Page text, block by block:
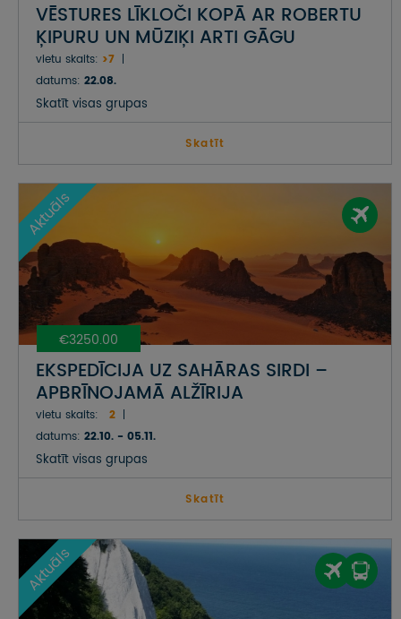
VĒSTURES LĪKLOČI KOPĀ AR ROBERTU
ĶIPURU UN MŪZIĶI ARTI GĀGU
vietu skaits: >7
datums: 22.08.
Skatīt visas grupas
Skatīt
€3250.00
Aktuāls
EKSPEDĪCIJA UZ SAHĀRAS SIRDI –
APBRĪNOJAMĀ ALŽĪRIJA
vietu skaits:
2
datums: 22.10. - 05.11.
Skatīt visas grupas
Skatīt
Aktuāls